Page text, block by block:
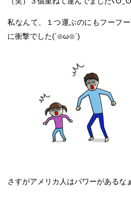
私なんて、１つ運ぶのにもフーフ
に衝撃でした(´⊙ω⊙`)
さすがアメリカ人はパワーがあるな